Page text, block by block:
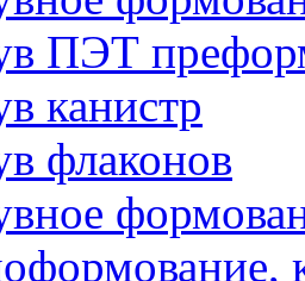
ПЭТ
канистр
флаконов